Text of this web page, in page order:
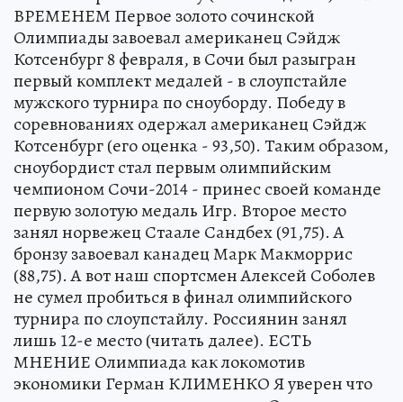
ВРЕМЕНЕМ Первое золото сочинской
Олимпиады завоевал американец Сэйдж
Котсенбург 8 февраля, в Сочи был разыгран
первый комплект медалей - в слоупстайле
мужского турнира по сноуборду. Победу в
соревнованиях одержал американец Сэйдж
Котсенбург (его оценка - 93,50). Таким образом,
сноубордист стал первым олимпийским
чемпионом Сочи-2014 - принес своей команде
первую золотую медаль Игр. Второе место
занял норвежец Стаале Сандбех (91,75). А
бронзу завоевал канадец Марк Макморрис
(88,75). А вот наш спортсмен Алексей Соболев
не сумел пробиться в финал олимпийского
турнира по слоупстайлу. Россиянин занял
лишь 12-е место (читать далее). ЕСТЬ
МНЕНИЕ Олимпиада как локомотив
экономики Герман КЛИМЕНКО Я уверен что